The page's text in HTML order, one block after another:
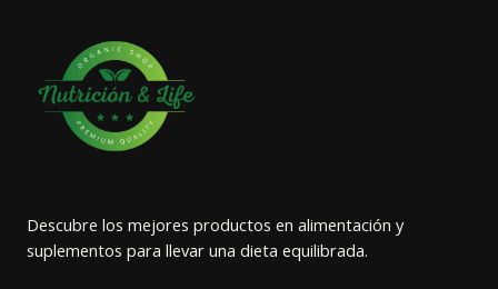
Descubre los mejores productos en alimentación y
suplementos para llevar una dieta equilibrada.